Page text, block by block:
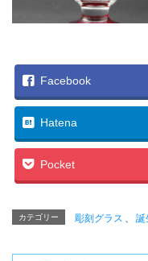
Facebook
Hatena
Pocket
カテゴリー 彫刻グラス 、 誕